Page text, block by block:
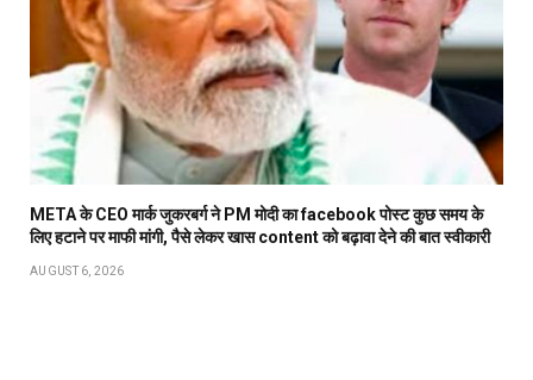
META के CEO मार्क जुकरबर्ग ने PM मोदी का facebook पोस्ट कुछ समय के
लिए हटाने पर माफी मांगी, पैसे लेकर खास content को बढ़ावा देने की बात स्वीकारी
AUGUST 6, 2026